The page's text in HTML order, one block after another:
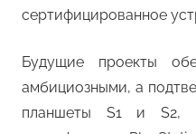
сертифицированное
Будущие проекты
амбициозными, а
планшеты S1 и S2,